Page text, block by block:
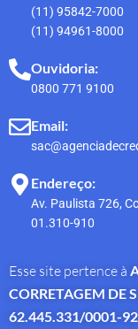
(11) 95842-7000
(11) 94961-8000
Ouvidoria:
0800 771 9100
Email:
Endereço:
Av. Paulista 726,
01.310-910
Esse site pertence à
CORRETAGEM DE
62.445.331/0001-92